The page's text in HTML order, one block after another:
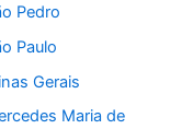
Pedro
Paulo
Gerais
Maria de